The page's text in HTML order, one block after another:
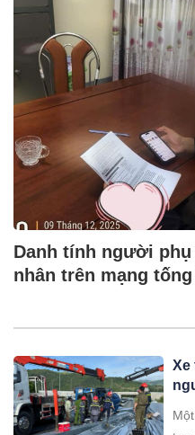
Danh tính người
nhân trên mạng
Xe